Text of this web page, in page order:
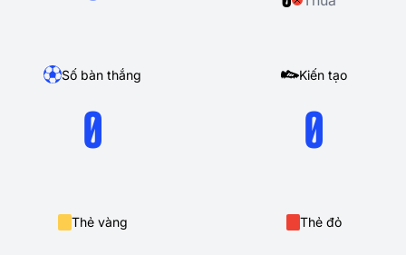
Số bàn thắng
0
Kiến tạo
0
Thẻ vàng Thẻ đỏ